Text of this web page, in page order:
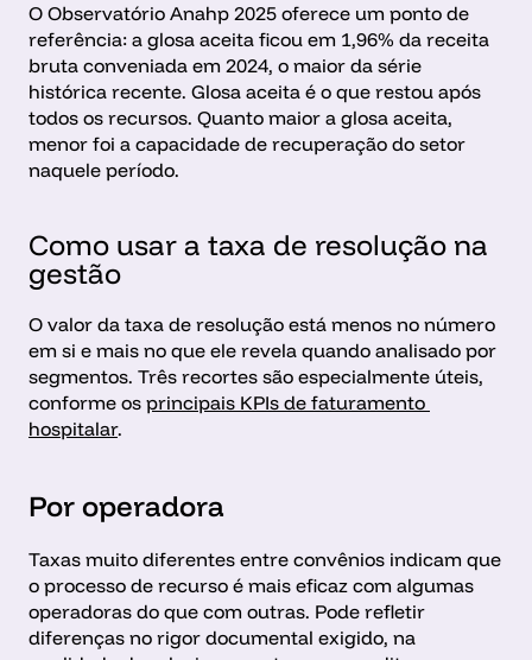
O Observatório Anahp 2025 oferece um ponto de
referência: a glosa aceita ficou em 1,96% da receita
bruta conveniada em 2024, o maior da série
histórica recente. Glosa aceita é o que restou após
todos os recursos. Quanto maior a glosa aceita,
menor foi a capacidade de recuperação do setor
naquele período.
Como usar a taxa de resolução na
gestão
O valor da taxa de resolução está menos no número
em si e mais no que ele revela quando analisado por
segmentos. Três recortes são especialmente úteis,
conforme os principais KPIs de faturamento
hospitalar.
Por operadora
Taxas muito diferentes entre convênios indicam que
o processo de recurso é mais eficaz com algumas
operadoras do que com outras. Pode refletir
diferenças no rigor documental exigido, na